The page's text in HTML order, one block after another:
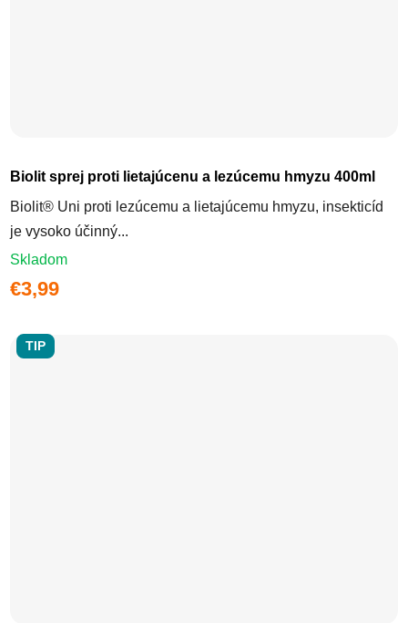
Biolit sprej proti lietajúcenu a lezúcemu hmyzu 400ml
Biolit® Uni proti lezúcemu a lietajúcemu hmyzu, insekticíd
je vysoko účinný...
Skladom
€3,99
TIP